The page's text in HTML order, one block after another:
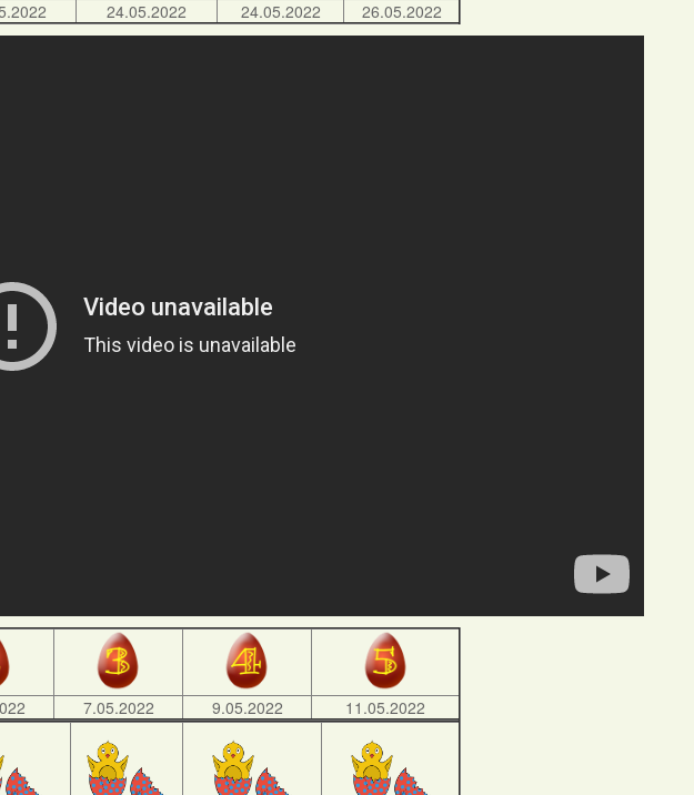
24.05.2022 24.05.2022 26.05.2022
7.05.2022 9.05.2022 11.05.2022